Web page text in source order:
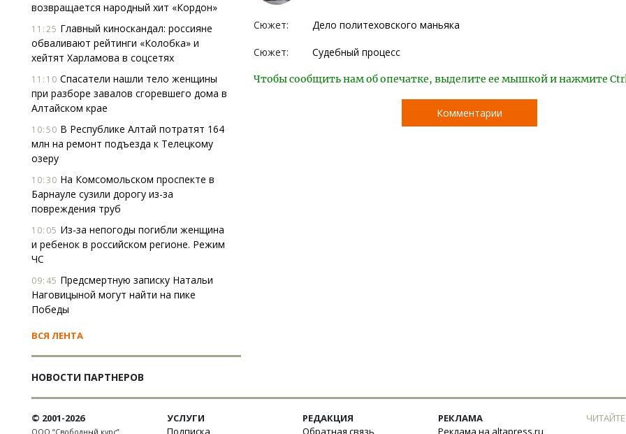
возвращается народный хит «Кордон»
11:25 Главный киноскандал: россияне
обваливают рейтинги «Колобка» и
хейтят Харламова в соцсетях
11:10 Спасатели нашли тело женщины
при разборе завалов сгоревшего дома в
Алтайском крае
10:50 В Республике Алтай потратят 164
млн на ремонт подъезда к Телецкому
озеру
10:30 На Комсомольском проспекте в
Барнауле сузили дорогу из-за
повреждения труб
10:05 Из-за непогоды погибли женщина
и ребенок в российском регионе. Режим
ЧС
09:45 Предсмертную записку Натальи
Наговицыной могут найти на пике
Победы
ВСЯ ЛЕНТА
НОВОСТИ ПАРТНЕРОВ
Сюжет: Дело политеховского маньяка
Сюжет: Судебный процесс
Чтобы сообщить нам об опечатке, выделите ее мышкой и нажмите
Комментарии
© 2001-2026
ООО “Свободный курс”
УСЛУГИ
Подписка
РЕДАКЦИЯ
Обратная связь
РЕКЛАМА
Реклама на altapress.ru